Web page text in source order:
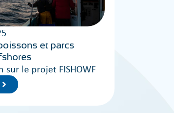
et parcs
sur le projet FISHOWF